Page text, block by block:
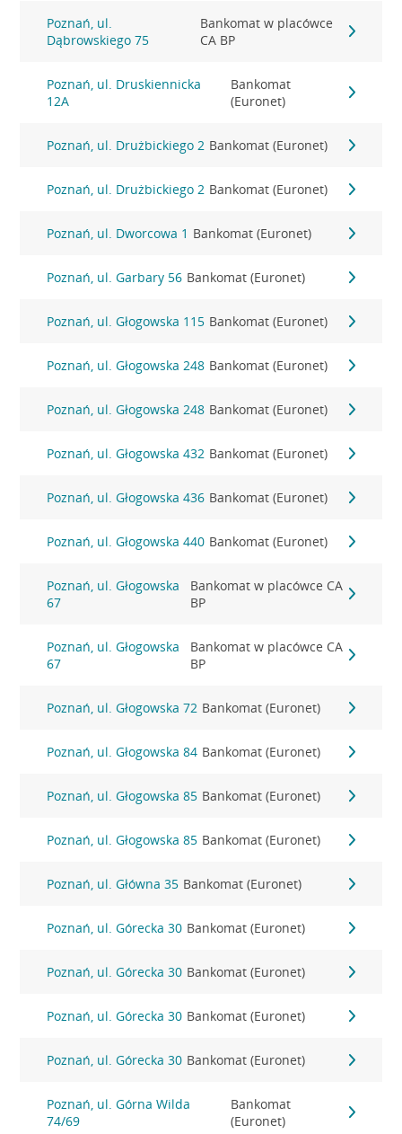
Poznań, ul.
Dąbrowskiego 75
Bankomat w placówce
CA BP
Poznań, ul. Druskiennicka
12A
Bankomat
(Euronet)
Poznań, ul. Drużbickiego 2 Bankomat (Euronet)
Poznań, ul. Drużbickiego 2 Bankomat (Euronet)
Poznań, ul. Dworcowa 1 Bankomat (Euronet)
Poznań, ul. Garbary 56 Bankomat (Euronet)
Poznań, ul. Głogowska 115 Bankomat (Euronet)
Poznań, ul. Głogowska 248 Bankomat (Euronet)
Poznań, ul. Głogowska 248 Bankomat (Euronet)
Poznań, ul. Głogowska 432 Bankomat (Euronet)
Poznań, ul. Głogowska 436 Bankomat (Euronet)
Poznań, ul. Głogowska 440 Bankomat (Euronet)
Poznań, ul. Głogowska
67
Bankomat w placówce CA
BP
Poznań, ul. Głogowska
67
Bankomat w placówce CA
BP
Poznań, ul. Głogowska 72 Bankomat (Euronet)
Poznań, ul. Głogowska 84 Bankomat (Euronet)
Poznań, ul. Głogowska 85 Bankomat (Euronet)
Poznań, ul. Głogowska 85 Bankomat (Euronet)
Poznań, ul. Główna 35 Bankomat (Euronet)
Poznań, ul. Górecka 30 Bankomat (Euronet)
Poznań, ul. Górecka 30 Bankomat (Euronet)
Poznań, ul. Górecka 30 Bankomat (Euronet)
Poznań, ul. Górecka 30 Bankomat (Euronet)
Poznań, ul. Górna Wilda
74/69
Bankomat
(Euronet)